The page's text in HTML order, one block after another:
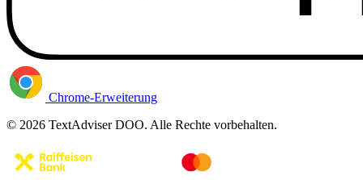
Chrome-Erweiterung
© 2026 TextAdviser DOO. Alle Rechte vorbehalten.